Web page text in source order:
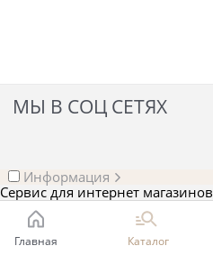
МЫ В СОЦ СЕТЯХ
Информация
Сервис для интернет магазинов
Главная Каталог